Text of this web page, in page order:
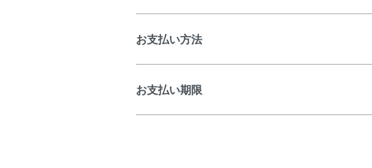
お支払い方法
お支払い期限